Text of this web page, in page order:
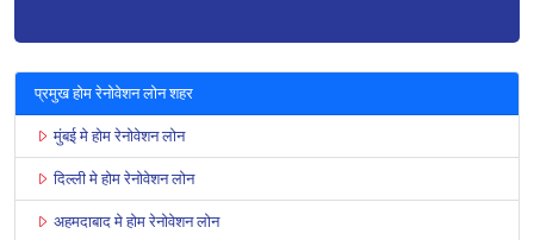
प्रमुख होम रेनोवेशन लोन शहर
मुंबई मे होम रेनोवेशन लोन
दिल्ली मे होम रेनोवेशन लोन
अहमदाबाद मे होम रेनोवेशन लोन